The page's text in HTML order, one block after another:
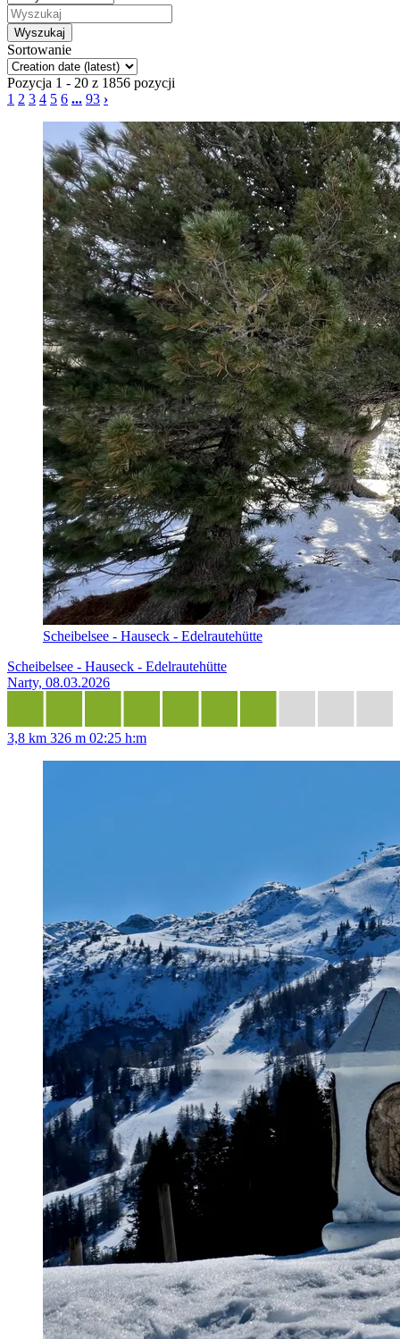
Sortowanie
Pozycja 1 - 20 z 1856 pozycji
1 2 3 4 5 6 ... 93 ›
Scheibelsee - Hauseck - Edelrautehütte
Scheibelsee - Hauseck - Edelrautehütte
Narty, 08.03.2026
3,8 km 326 m 02:25 h:m